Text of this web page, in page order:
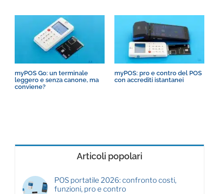
myPOS Go: un terminale
leggero e senza canone, ma
conviene?
myPOS: pro e contro del POS
con accrediti istantanei
Articoli popolari
POS portatile 2026: confronto costi,
funzioni, pro e contro